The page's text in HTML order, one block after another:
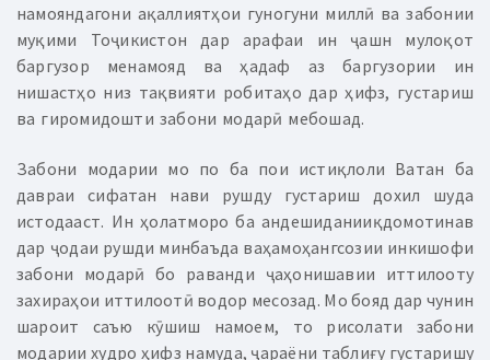
намояндагони ақаллиятҳои гуногуни миллӣ ва забонии
муқими Тоҷикистон дар арафаи ин ҷашн мулоқот
баргузор менамояд ва ҳадаф аз баргузории ин
нишастҳо низ тақвияти робитаҳо дар ҳифз, густариш
ва гиромидошти забони модарӣ мебошад.
Забони модарии мо по ба пои истиқлоли Ватан ба
давраи сифатан нави рушду густариш дохил шуда
истодааст. Ин ҳолатморо ба андешиданииқдомотинав
дар ҷодаи рушди минбаъда ваҳамоҳангсозии инкишофи
забони модарӣ бо раванди ҷаҳонишавии иттилооту
захираҳои иттилоотӣ водор месозад. Мо бояд дар чунин
шароит саъю кӯшиш намоем, то рисолати забони
модарии худро ҳифз намуда, ҷараёни таблиғу густаришу